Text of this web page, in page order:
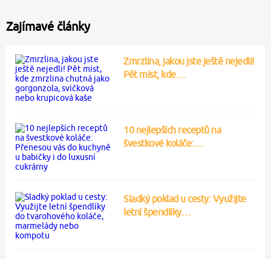
Zajímavé články
Zmrzlina, jakou jste ještě nejedli!
Pět míst, kde…
10 nejlepších receptů na
švestkové koláče:…
Sladký poklad u cesty: Využijte
letní špendlíky…